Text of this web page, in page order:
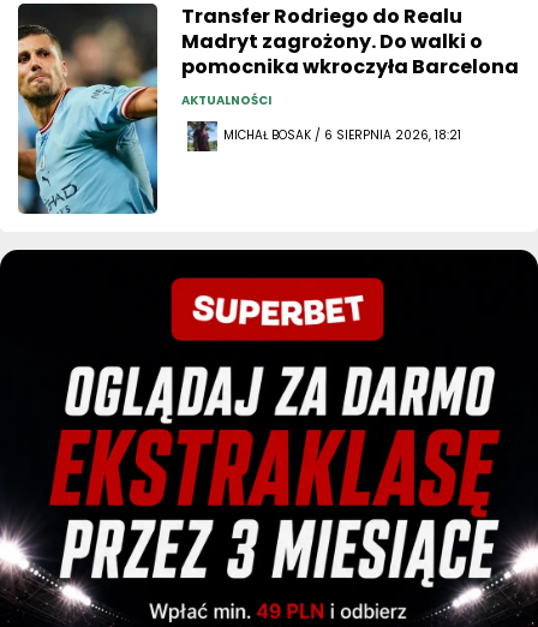
Transfer Rodriego do Realu
Madryt zagrożony. Do walki o
pomocnika wkroczyła Barcelona
AKTUALNOŚCI
MICHAŁ BOSAK / 6 SIERPNIA 2026, 18:21